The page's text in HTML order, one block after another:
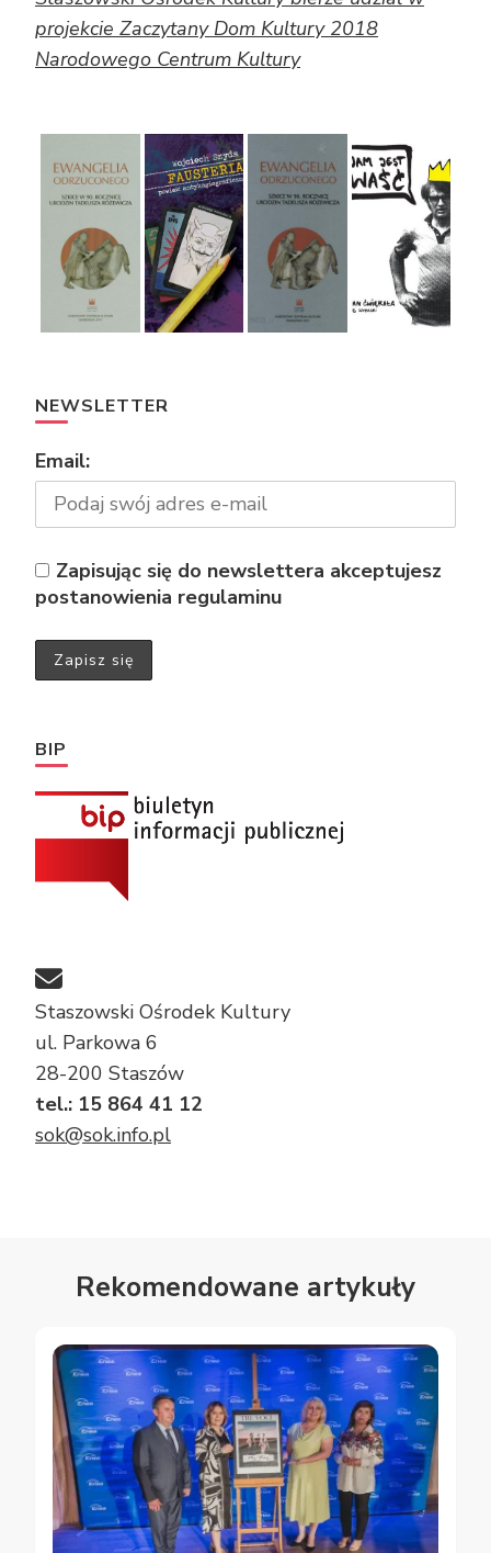
projekcie Zaczytany Dom Kultury 2018
Narodowego Centrum Kultury
NEWSLETTER
Email:
Zapisując się do newslettera akceptujesz
postanowienia regulaminu
BIP
Staszowski Ośrodek Kultury
ul. Parkowa 6
28-200 Staszów
tel.: 15 864 41 12
sok@sok.info.pl
Rekomendowane artykuły